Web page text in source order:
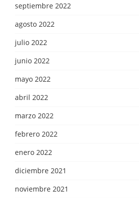
septiembre 2022
agosto 2022
julio 2022
junio 2022
mayo 2022
abril 2022
marzo 2022
febrero 2022
enero 2022
diciembre 2021
noviembre 2021